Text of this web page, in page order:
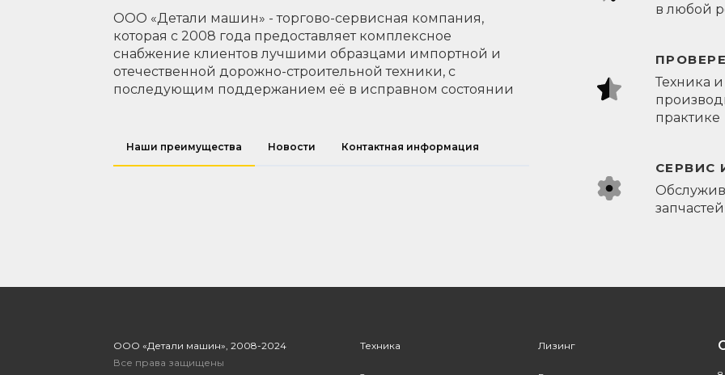
ООО «Детали машин» - торгово-сервисная компания,
которая с 2008 года предоставляет комплексное
снабжение клиентов лучшими образцами импортной и
отечественной дорожно-строительной техники, с
последующим поддержанием её в исправном состоянии
Наши преимущества Новости Контактная информация
в любой
Техника
практике
СЕРВИС
ООО «Детали машин», 2008-2024
Все права защищены
Техника Лизинг